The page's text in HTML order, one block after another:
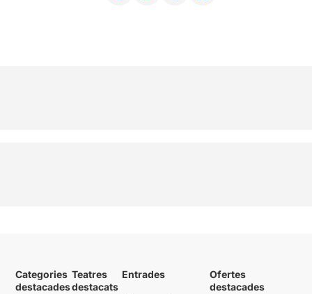
Categories
destacades
Teatres
destacats
Entrades
Ofertes
destacades